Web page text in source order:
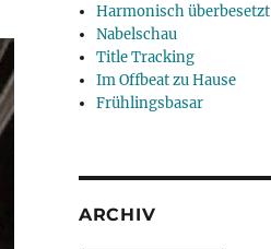
Harmonisch überbesetzt
Nabelschau
Title Tracking
Im Offbeat zu Hause
Frühlingsbasar
ARCHIV